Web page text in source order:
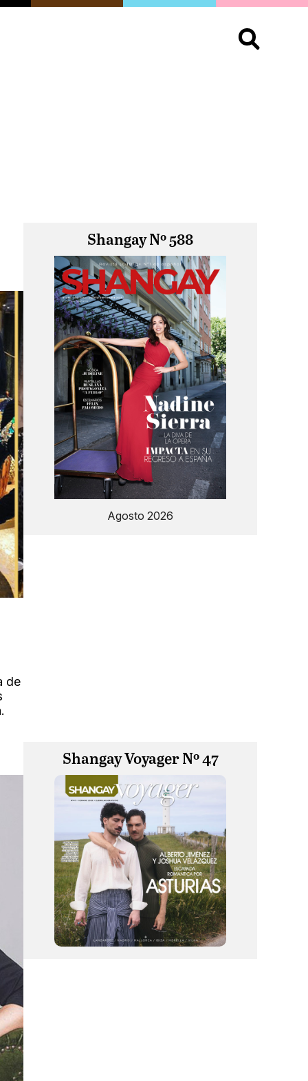
Buscar:
de
Shangay Nº 588
Agosto 2026
Shangay Voyager Nº 47